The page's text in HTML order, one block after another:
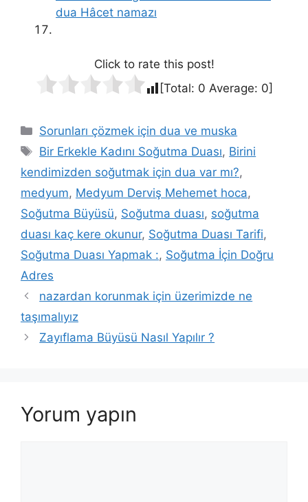
dua Hâcet namazı
Click to rate this post!
[Total: 0 Average: 0]
Sorunları çözmek için dua ve muska
Bir Erkekle Kadını Soğutma Duası, Birini
kendimizden soğutmak için dua var mı?,
medyum, Medyum Derviş Mehemet hoca,
Soğutma Büyüsü, Soğutma duası, soğutma
duası kaç kere okunur, Soğutma Duası Tarifi,
Soğutma Duası Yapmak :, Soğutma İçin Doğru
Adres
nazardan korunmak için üzerimizde ne
taşımalıyız
Zayıflama Büyüsü Nasıl Yapılır ?
Yorum yapın